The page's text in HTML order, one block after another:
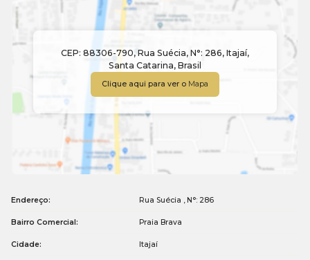
CEP: 88306-790,Rua Suécia, N°: 286, Itajaí,
Santa Catarina, Brasil
Clique aqui para ver o Mapa
Endereço: Rua Suécia , N°: 286
Bairro Comercial: Praia Brava
Cidade: Itajaí